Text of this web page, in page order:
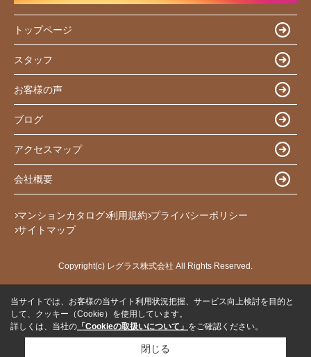
トップページ
スタッフ
お客様の声
ブログ
アクセスマップ
会社概要
マンションカタログ 利用規約 プライバシーポリシー
サイトマップ
Copyright(c) レグラス株式会社 All Rights Reserved.
当サイトでは、お客様の当サイト利用状況把握、サービス向上検討を目的と
して、クッキー（Cookie）を使用しています。
詳しくは、当社の 「Cookieの取扱いについて」 をご確認ください。
閉じる